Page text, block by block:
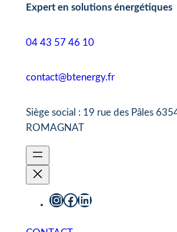
Expert en solutions énergétiques
04 43 57 46 10
contact@btenergy.fr
Siège social : 19 rue des Pâles
ROMAGNAT
InstagramFacebook LinkedIn